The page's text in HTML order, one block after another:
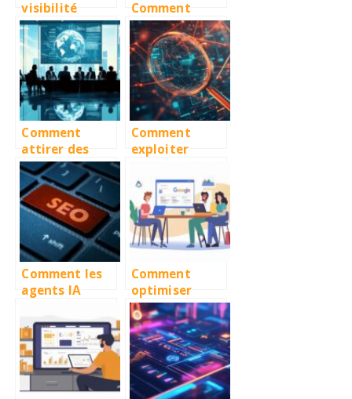
visibilité
locale de votre
entreprise à
Grenoble
grâce au SEO
Comment
améliorer
votre SEO avec
ce nouveau
format
d’image
Comment
attirer des
clients « grand
compte » en
SEO ?
Comment
exploiter
pour améliorer
votre
stratégie SEO
Comment les
agents IA
le SEO : tout ce
qu’il faut
savoir
Comment
optimiser
efficacement
votre fiche
d’etablissemen
t Google pour
un meilleur
SEO local